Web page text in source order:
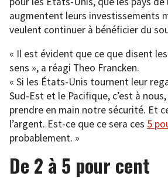
augmentent leurs investissements
veulent continuer à bénéficier du
« Il est évident que ce que disent
sens », a réagi Theo Francken.
« Si les États-Unis tournent leur
Sud-Est et le Pacifique, c’est à
prendre en main notre sécurité. Et
l’argent. Est-ce que ce sera ces 5
probablement. »
De 2 à 5 pour cent